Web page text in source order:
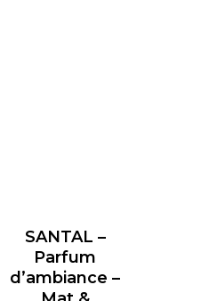
SANTAL –
Parfum
d’ambiance –